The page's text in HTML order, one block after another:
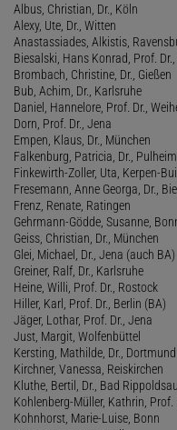
Albus, Christian, Dr., Köln
Alexy, Ute, Dr., Witten
Anastassiades, Alkistis,
Biesalski, Hans Konrad, Prof.
Brombach, Christine, Dr., Gießen
Bub, Achim, Dr., Karlsruhe
Daniel, Hannelore, Prof. Dr.,
Dorn, Prof. Dr., Jena
Empen, Klaus, Dr., München
Falkenburg, Patricia, Dr., Pulheim
Finkewirth-Zoller, Uta, Kerpen-
Fresemann, Anne Georga, Dr.,
Frenz, Renate, Ratingen
Gehrmann-Gödde, Susanne,
Geiss, Christian, Dr., München
Glei, Michael, Dr., Jena (auch BA)
Greiner, Ralf, Dr., Karlsruhe
Heine, Willi, Prof. Dr., Rostock
Hiller, Karl, Prof. Dr., Berlin (BA)
Jäger, Lothar, Prof. Dr., Jena
Just, Margit, Wolfenbüttel
Kersting, Mathilde, Dr., Dortmund
Kirchner, Vanessa, Reiskirchen
Kluthe, Bertil, Dr., Bad Rippoldsau
Kohlenberg-Müller, Kathrin, Prof.
Kohnhorst, Marie-Luise, Bonn